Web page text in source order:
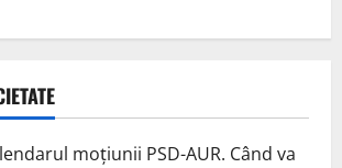
moțiunii PSD-AUR. Când va